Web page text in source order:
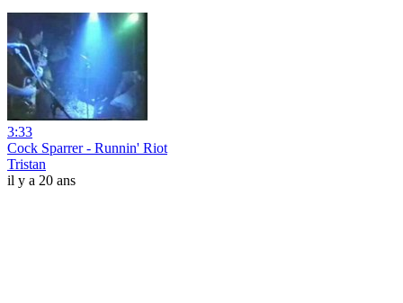
3:33
Cock Sparrer - Runnin' Riot
Tristan
il y a 20 ans